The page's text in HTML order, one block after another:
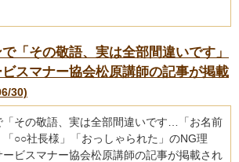
「その敬語、実は全部間違いです」
スマナー協会松原講師の記事が掲載
30)
「その敬語、実は全部間違いです…「お名前
○○社長様」「おっしゃられた」のNG理
ビスマナー協会松原講師の記事が掲載され